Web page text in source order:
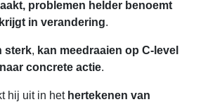
problemen helder benoemt
in verandering.
sterk, kan meedraaien op C-level
concrete actie.
hij uit in het hertekenen van